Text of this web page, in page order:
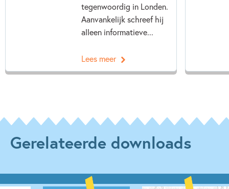
tegenwoordig in Londen.
Aanvankelijk schreef hij
alleen informatieve...
Lees meer
Gerelateerde downloads